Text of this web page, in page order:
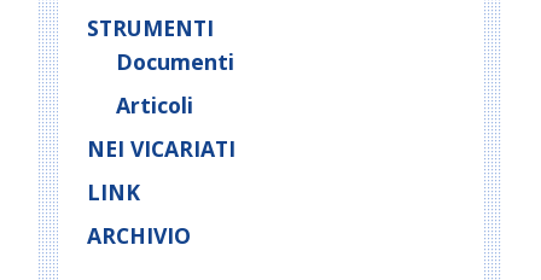
STRUMENTI
Documenti
Articoli
NEI VICARIATI
LINK
ARCHIVIO